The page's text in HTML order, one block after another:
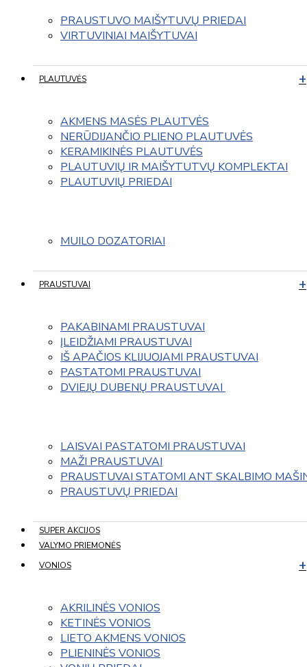
PRAUSTUVO MAIŠYTUVŲ PRIEDAI
VIRTUVINIAI MAIŠYTUVAI
PLAUTUVĖS
AKMENS MASĖS PLAUTVĖS
NERŪDIJANČIO PLIENO PLAUTUVĖS
KERAMIKINĖS PLAUTUVĖS
PLAUTUVIŲ IR MAIŠYTUTVŲ KOMPLEKTAI
PLAUTUVIŲ PRIEDAI
MUILO DOZATORIAI
PRAUSTUVAI
PAKABINAMI PRAUSTUVAI
ĮLEIDŽIAMI PRAUSTUVAI
IŠ APAČIOS KLIJUOJAMI PRAUSTUVAI
PASTATOMI PRAUSTUVAI
DVIEJŲ DUBENŲ PRAUSTUVAI
LAISVAI PASTATOMI PRAUSTUVAI
MAŽI PRAUSTUVAI
PRAUSTUVAI STATOMI ANT SKALBIMO
PRAUSTUVŲ PRIEDAI
SUPER AKCIJOS
VALYMO PRIEMONĖS
VONIOS
AKRILINĖS VONIOS
KETINĖS VONIOS
LIETO AKMENS VONIOS
PLIENINĖS VONIOS